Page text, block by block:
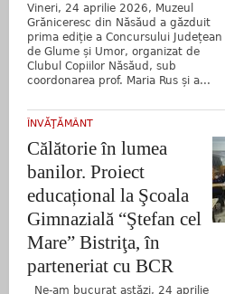
Vineri, 24 aprilie 2026, Muzeul
Grăniceresc din Năsăud a găzduit
prima ediție a Concursului Județean
de Glume și Umor, organizat de
Clubul Copiilor Năsăud, sub
coordonarea prof. Maria Rus și a...
ÎNVĂŢĂMÂNT
Călătorie în lumea
banilor. Proiect
educațional la Şcoala
Gimnazială “Ştefan cel
Mare” Bistriţa, în
parteneriat cu BCR
Ne-am bucurat astăzi, 24 aprilie